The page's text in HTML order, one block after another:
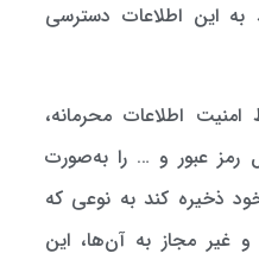
به این اطلاعات دسترسی
اطلاعات محرمانه،
عبور و … را به‌صورت
ذخیره کند به نوعی که
غیر مجاز به آن‌ها، این